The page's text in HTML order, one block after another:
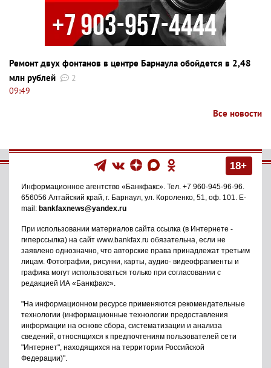
Ремонт двух фонтанов в центре Барнаула обойдется в 2,48
млн рублей
2
09:49
Все новости
18+
Информационное агентство «Банкфакс» . Тел. +7 960-945-96-96
656056 Алтайский край, г. Барнаул ул. Короленко, 51, оф. 101
. E-
mail: bankfaxnews@yandex.ru
При использовании материалов сайта ссылка (в Интернете -
гиперссылка) на сайт www.bankfax.ru обязательна, если не
заявлено однозначно, что авторские права принадлежат третьим
лицам. Фотографии, рисунки, карты, аудио- видеофрагменты и
графика могут использоваться только при согласовании с
редакцией ИА «Банкфакс».
"На информационном ресурсе применяются рекомендательные
технологии (информационные технологии предоставления
информации на основе сбора, систематизации и анализа
сведений, относящихся к предпочтениям пользователей сети
"Интернет", находящихся на территории Российской
Федерации)".